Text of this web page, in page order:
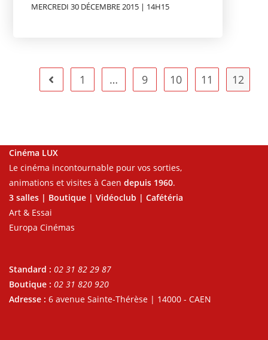
MERCREDI 30 DÉCEMBRE 2015 | 14H15
1 … 9 10 11 12
Cinéma LUX
Le cinéma incontournable pour vos sorties,
animations et visites à Caen depuis 1960.
3 salles | Boutique | Vidéoclub | Cafétéria
Art & Essai
Europa Cinémas
Standard : 02 31 82 29 87
Boutique : 02 31 820 920
Adresse : 6 avenue Sainte-Thérèse | 14000 - CAEN